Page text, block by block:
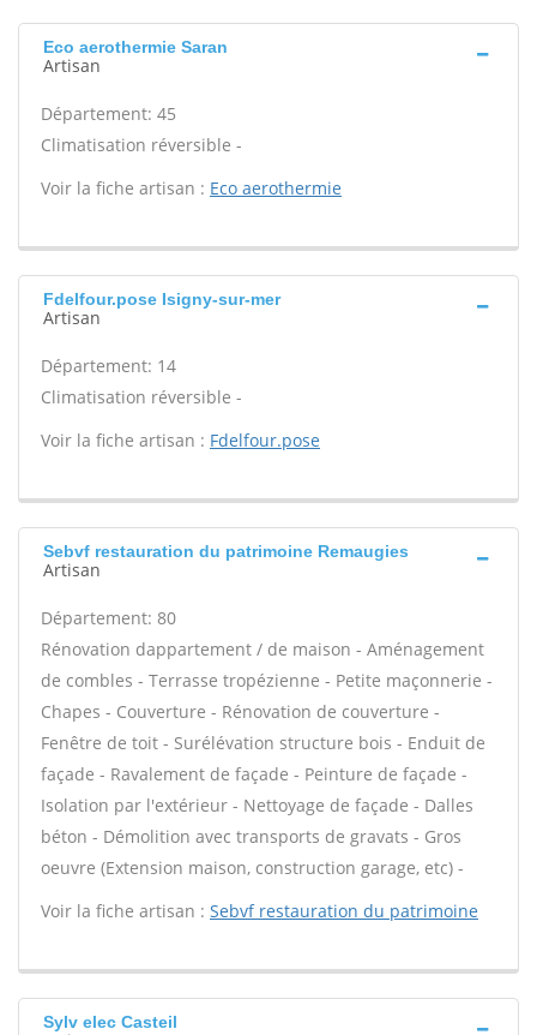
Eco aerothermie Saran
Artisan
Département: 45
Climatisation réversible -
Voir la fiche artisan : Eco aerothermie
Fdelfour.pose Isigny-sur-mer
Artisan
Département: 14
Climatisation réversible -
Voir la fiche artisan : Fdelfour.pose
Sebvf restauration du patrimoine Remaugies
Artisan
Département: 80
Rénovation dappartement / de maison - Aménagement
de combles - Terrasse tropézienne - Petite maçonnerie -
Chapes - Couverture - Rénovation de couverture -
Fenêtre de toit - Surélévation structure bois - Enduit de
façade - Ravalement de façade - Peinture de façade -
Isolation par l'extérieur - Nettoyage de façade - Dalles
béton - Démolition avec transports de gravats - Gros
oeuvre (Extension maison, construction garage, etc) -
Voir la fiche artisan : Sebvf restauration du patrimoine
Sylv elec Casteil